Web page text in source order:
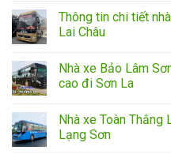
Thông tin chi tiết
Lai Châu
Nhà xe Bảo Lâm
cao đi Sơn La
Nhà xe Toàn Thắng
Lạng Sơn